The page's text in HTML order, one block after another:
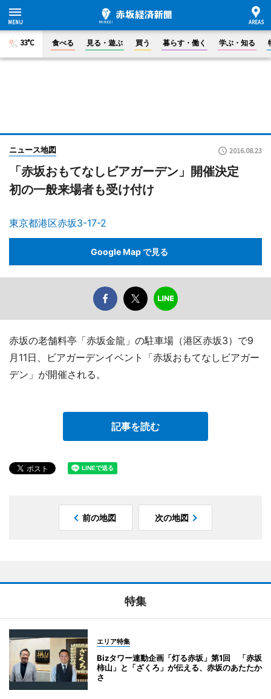
33°C 食べる 見る・遊ぶ 買う 暮らす・働く 学ぶ・知る
ニュース地図 2016.08.23
「赤坂おもてなしビアガーデン」開催決定
初の一般来場者も受け付け
東京都港区赤坂3-17-2
Google Map で見る
赤坂の老舗料亭「赤坂金龍」の駐車場（港区赤坂3）で9
月11日、ビアガーデンイベント「赤坂おもてなしビアガー
デン」が開催される。
記事を読む
前の地図 次の地図
特集
エリア特集
Bizタワー連動企画「灯る赤坂」第1回 「赤坂
柿山」と「ざくろ」が伝える、赤坂のあたたか
さ